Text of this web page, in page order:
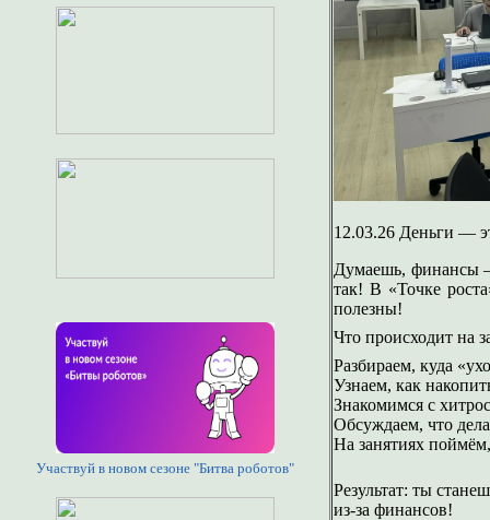
Участвуй в новом сезоне "Битва роботов"
12.03.26 Деньги —
Думаешь, финансы
так! В «Точке
полезны!
Что происходит на
Разбираем, куда
Узнаем, как
Знакомимся с
Обсуждаем, что
На занятиях
Результат: ты
из‑за финансов!